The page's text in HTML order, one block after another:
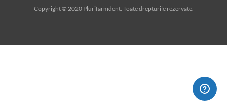
Copyright © 2020 Plurifarmdent. Toate drepturile rezervate.